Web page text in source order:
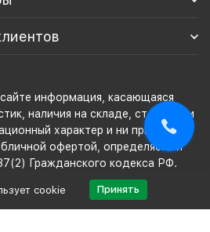
информация, касающаяся
наличия на складе, стоимости
характер и ни при каких
офертой, определяемой
Гражданского кодекса РФ.
информации, пожалуйста,
cookie Принять